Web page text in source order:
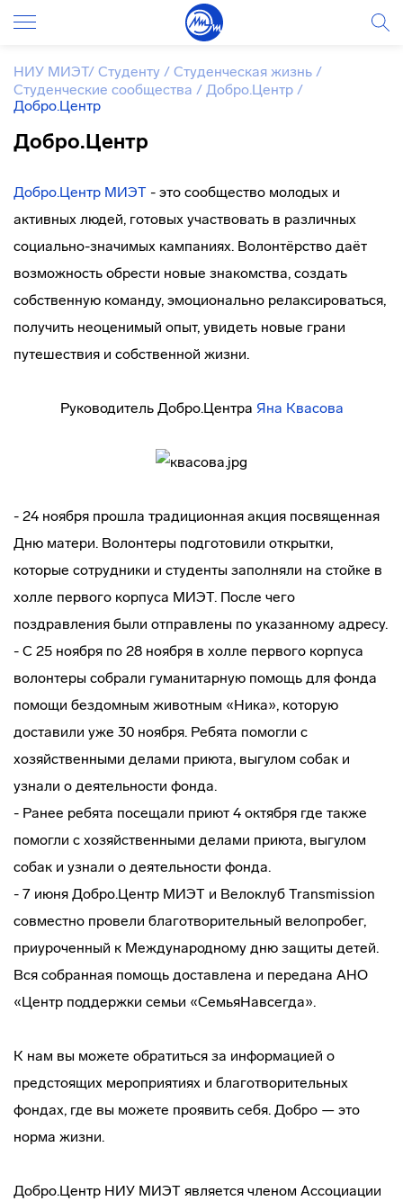
НИУ МИЭТ/ Студенту / Студенческая жизнь /
Студенческие сообщества / Добро.Центр /
Добро.Центр
Добро.Центр
Добро.Центр МИЭТ - это сообщество молодых и
активных людей, готовых участвовать в различных
социально-значимых кампаниях. Волонтёрство даёт
возможность обрести новые знакомства, создать
собственную команду, эмоционально релаксироваться,
получить неоценимый опыт, увидеть новые грани
путешествия и собственной жизни.
Руководитель Добро.Центра Яна Квасова
- 24 ноября прошла традиционная акция посвященная
Дню матери. Волонтеры подготовили открытки,
которые сотрудники и студенты заполняли на стойке в
холле первого корпуса МИЭТ. После чего
поздравления были отправлены по указанному адресу.
- С 25 ноября по 28 ноября в холле первого корпуса
волонтеры собрали гуманитарную помощь для фонда
помощи бездомным животным «Ника», которую
доставили уже 30 ноября. Ребята помогли с
хозяйственными делами приюта, выгулом собак и
узнали о деятельности фонда.
- Ранее ребята посещали приют 4 октября где также
помогли с хозяйственными делами приюта, выгулом
собак и узнали о деятельности фонда.
- 7 июня Добро.Центр МИЭТ и Велоклуб Transmission
совместно провели благотворительный велопробег,
приуроченный к Международному дню защиты детей.
Вся собранная помощь доставлена и передана АНО
«Центр поддержки семьи «СемьяНавсегда».
К нам вы можете обратиться за информацией о
предстоящих мероприятиях и благотворительных
фондах, где вы можете проявить себя. Добро — это
норма жизни.
Добро.Центр НИУ МИЭТ является членом Ассоциации